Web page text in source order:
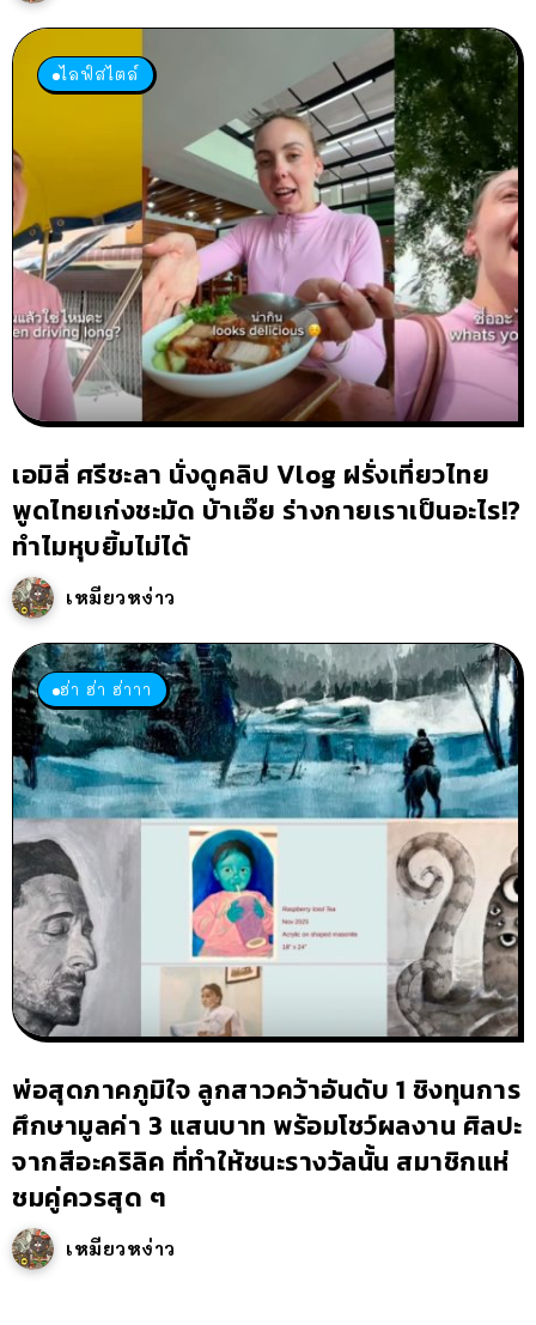
ไลฟ์สไตล์
เอมิลี่ ศรีชะลา นั่งดูคลิป Vlog ฝรั่งเที่ยวไทย
พูดไทยเก่งชะมัด บ้าเอ๊ย ร่างกายเราเป็นอะไร!?
ทำไมหุบยิ้มไม่ได้
เหมียวหง่าว
ฮ่า ฮ่า ฮ่าาา
พ่อสุดภาคภูมิใจ ลูกสาวคว้าอันดับ 1 ชิงทุนการ
ศึกษามูลค่า 3 แสนบาท พร้อมโชว์ผลงาน ศิลปะ
จากสีอะคริลิค ที่ทำให้ชนะรางวัลนั้น สมาชิกแห่
ชมคู่ควรสุด ๆ
เหมียวหง่าว